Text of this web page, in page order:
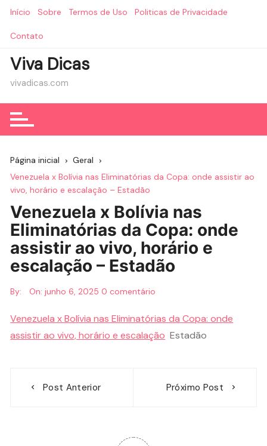
Início Sobre Termos de Uso Politicas de Privacidade
Contato
Viva Dicas
vivadicas.com
Página inicial
Geral
Venezuela x Bolívia nas Eliminatórias da Copa: onde assistir ao
vivo, horário e escalação – Estadão
Venezuela x Bolívia nas
Eliminatórias da Copa: onde
assistir ao vivo, horário e
escalação – Estadão
By: On:junho 6, 2025 0 comentário
Venezuela x Bolívia nas Eliminatórias da Copa: onde
assistir ao vivo, horário e escalação Estadão
Post Anterior Próximo Post